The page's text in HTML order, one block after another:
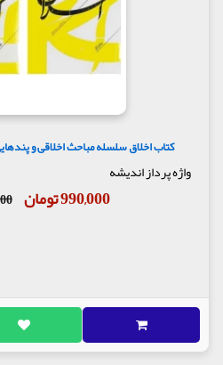
کتاب اخلاق سلسله مباحث اخلاقی و پندهایی
واژه پرداز اندیشه
990,000 تومان